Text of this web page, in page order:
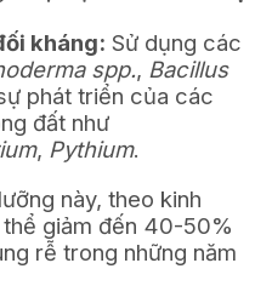
kháng: Sử dụng các
spp., Bacillus
phát triển của các
đất như
, Pythium.
này, theo kinh
giảm đến 40-50%
rễ trong những năm